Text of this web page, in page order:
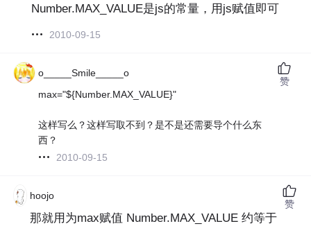
Number.MAX_VALUE是js的常量，用js赋值即可
2010-09-15
o_____Smile_____o
max="${Number.MAX_VALUE}"
这样写么？这样写取不到？是不是还需要导个什么东
西？
2010-09-15
赞
hoojo
那就用为max赋值 Number.MAX_VALUE 约等于
赞